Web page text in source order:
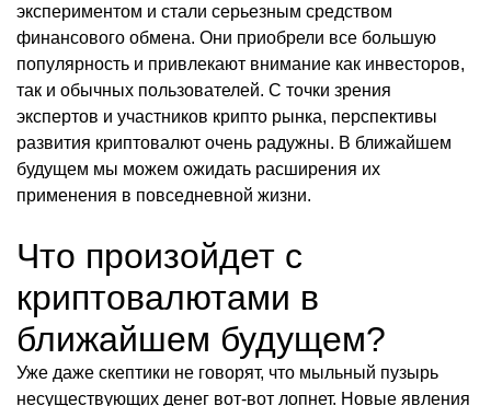
экспериментом и стали серьезным средством
финансового обмена. Они приобрели все большую
популярность и привлекают внимание как инвесторов,
так и обычных пользователей. С точки зрения
экспертов и участников крипто рынка, перспективы
развития криптовалют очень радужны. В ближайшем
будущем мы можем ожидать расширения их
применения в повседневной жизни.
Что произойдет с
криптовалютами в
ближайшем будущем?
Уже даже скептики не говорят, что мыльный пузырь
несуществующих денег вот-вот лопнет. Новые явления